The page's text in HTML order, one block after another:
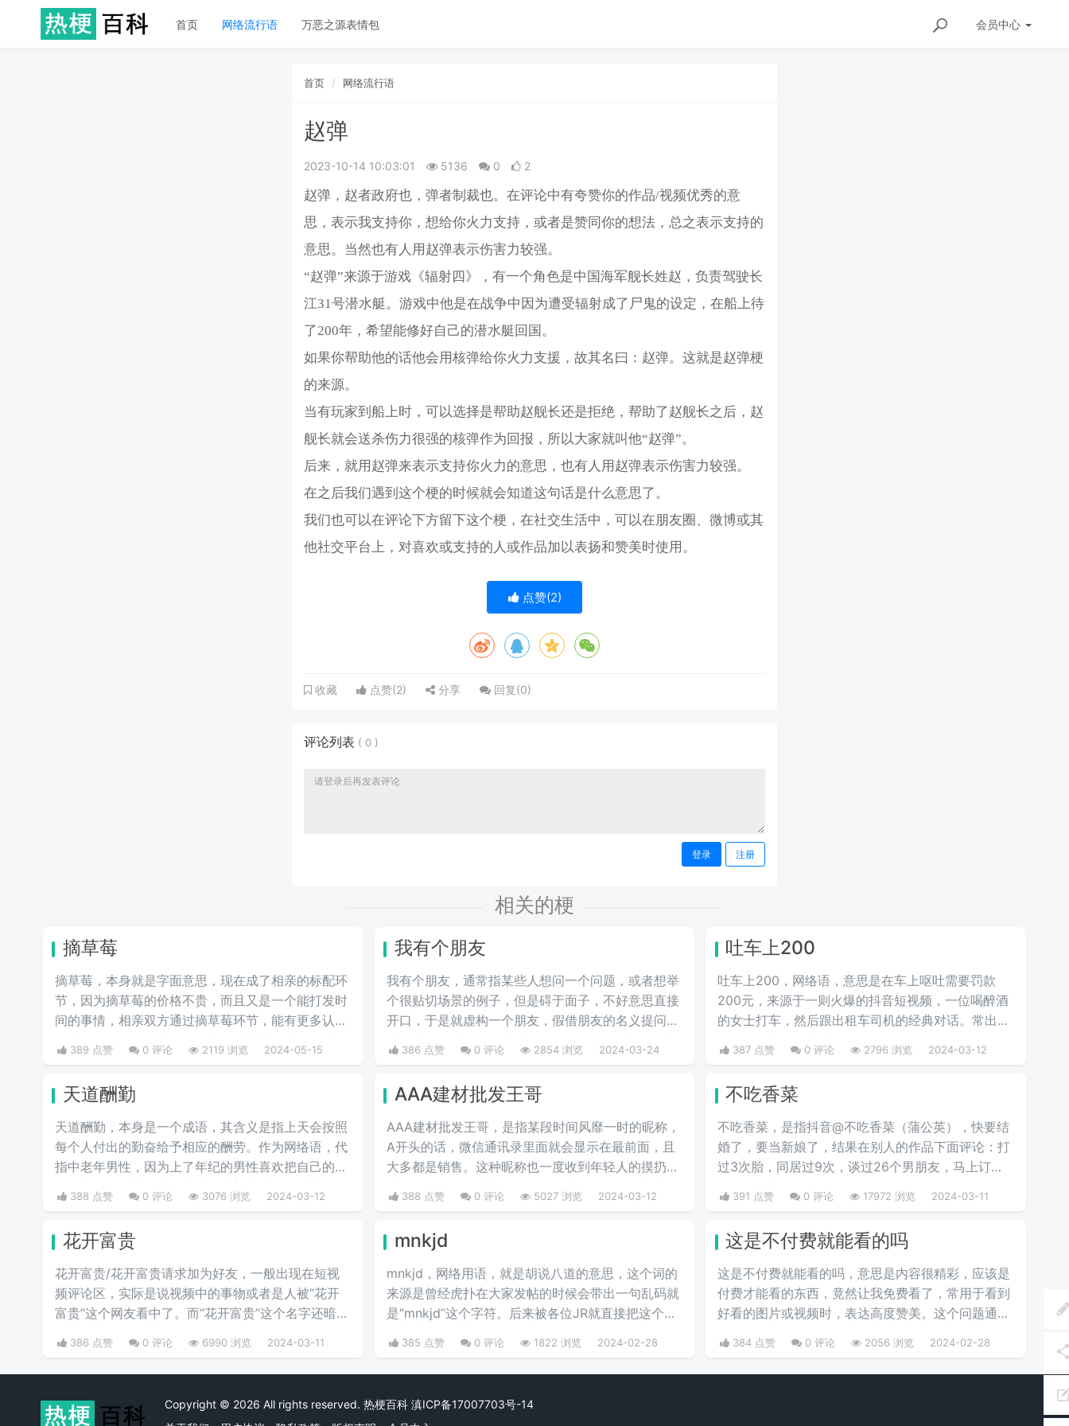
首页 网络流行语 万恶之源表情包 会员中心
首页 网络流行语
赵弹
2023-10-14 10:03:01 5136 0 2
赵弹，赵者政府也，弹者制裁也。在评论中有夸赞你的作品/视频优秀的意
思，表示我支持你‌‌‌‌‌，想给你火力支持，或者是赞同你的想法，总之表示支持的
意思。当然也有人用赵弹表示伤害力较强。
“赵弹”来源于游戏《辐射四》，有一个角色是中国海军舰长姓赵，负责驾驶长
江31号潜水艇。游戏中他是在战争中因为遭受辐射成了尸鬼的设定，在船上待
了200年，希望能修好自己的潜水艇回国。
如果你帮助他的话他会用核弹给你火力支援，故其名曰：赵弹。这就是赵弹梗
的来源。
当有玩家到船上时，可以选择是帮助赵舰长还是拒绝，帮助了赵舰长之后，赵
舰长就会送杀伤力很强的核弹作为回报，所以大家就叫他“赵弹”。
后来，就用赵弹来表示支持你火力的意思，也有人用赵弹表示伤害力较强。
在之后我们遇到这个梗的时候就会知道这句话是什么意思了。
我们也可以在评论下方留下这个梗，在社交生活中，可以在朋友圈、微博或其
他社交平台上，对喜欢或支持的人或作品加以表扬和赞美时使用。
点赞(2)
收藏 点赞(2) 分享 回复(0)
评论列表 ( 0 )
登录 注册
相关的梗
摘草莓
摘草莓，本身就是字面意思，现在成了相亲的标配环
节，因为摘草莓的价格不贵，而且又是一个能打发时
间的事情，相亲双方通过摘草莓环节，能有更多认识
和接触的机会，尤其女性在蹲下摘草莓的时候能从多
维度看出女性的身材，看以后适不适合做女朋友，适
华，所以现在不少人相亲时会安排上这一流程。
389 点赞 0 评论 2119 浏览 2024-05-15
我有个朋友
我有个朋友，通‌‌‌‌‌‌‌‌常指某些人想问一个问题，或者想举
个很贴切场景的例子，但是碍于面子，不好意思直接
开口，于是就虚构一个朋友，假借朋友的名义提问。
也称为“无中生友”和“薛定谔的朋友”。一般来说，这
个朋友就是自己。
386 点赞 0 评论 2854 浏览 2024-03-24
吐车上200
吐车上200，网络语，意思是在车上呕吐需要罚款
200元，来源于一则火爆的抖音短视频，一位喝醉酒
的女士打车，然后跟出租车司机的经典对话。常出现
在喝酒打车的弹幕中。
387 点赞 0 评论 2796 浏览 2024-03-12
天道酬勤
天道酬勤，本身是一个成语，其含义是指上天会按照
每个人付出的勤奋给予相应的酬劳。作为网络语，代
指中老年男性，因为上了年纪的男性喜欢把自己的昵
称改为天道酬勤，花开富贵，上善若水等，其中天道
酬勤和上善若水深受男性用户的喜欢，花开富贵深受
388 点赞 0 评论 3076 浏览 2024-03-12
AAA建材批发王哥
AAA建材批发王哥，是指某段时间风靡一时的昵称，
A开头的话，微信通讯录里面就会显示在最前面，且
大多都是销售。这种昵称也一度收到年轻人的摸扔，
这种昵称是模仿中老年人的语气头像昵称在网上冲
浪。
388 点赞 0 评论 5027 浏览 2024-03-12
不吃香菜
不吃香菜，是指抖音@不吃香菜（蒲公英），快要结
婚了，要当新娘了，结果在别人的作品下面评论：打
过3次胎，同居过9次，谈过26个男朋友，马上订婚
391 点赞 0 评论 17972 浏览 2024-03-11
花开富贵
花开富贵/花开富贵请求加为好友，一般出现在短视
频评论区，实际是说视频中的事物或者是人被“花开
富贵”这个网友看中了。而“花开富贵”这个名字还暗指
386 点赞 0 评论 6990 浏览 2024-03-11
mnkjd
mnkjd，网络用语，就是胡说八道的意思，这个词的
来源是曾经虎扑在大家发帖的时候会带出一句乱码就
是“mnkjd”这个字符。后来被各位JR就直接把这个词
引申成意思为胡说八道，比如说有一个人在胡言乱
语，我们就说他在mnkjd，也就是胡乱说话的意思。
385 点赞 0 评论 1822 浏览 2024-02-28
这是不付费就能看的吗
这是不付费就能看的吗，意思是内容很精彩，应该是
付费才能看的东西，竟然让我免费看了，常用于看到
好看的图片或视频时，表达高度赞美。这个问题通常
是在网络上用来调侃那些标榜为 "少儿不宜" 内容的
事物，出自微博热评。它也可以用作粉丝对偶像美图
的赞美，“免费看”源于现在很多精品都需要付费观
384 点赞 0 评论 2056 浏览 2024-02-28
Copyright © 2026 All rights reserved. 热梗百科 滇ICP备17007703号-14